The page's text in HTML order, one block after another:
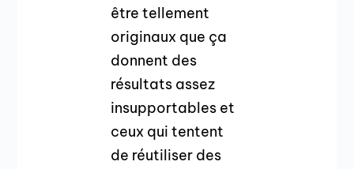
être tellement
originaux que ça
donnent des
résultats assez
insupportables et
ceux qui tentent
de réutiliser des